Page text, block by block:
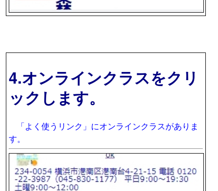
4.オンラインクラスをクリ
ックします。
「よく使うリンク」にオンラインクラスがありま
す。